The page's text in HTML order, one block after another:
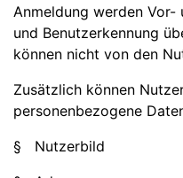
Anmeldung werden Vor-
und Benutzerkennung
können nicht von den
Zusätzlich können
personenbezogene
§ Nutzerbild